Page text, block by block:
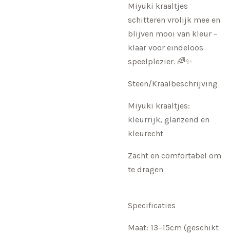
Miyuki kraaltjes
schitteren vrolijk mee en
blijven mooi van kleur –
klaar voor eindeloos
speelplezier. 🌈✨
Steen/Kraalbeschrijving
Miyuki kraaltjes:
kleurrijk, glanzend en
kleurecht
Zacht en comfortabel om
te dragen
Specificaties
Maat: 13–15cm (geschikt